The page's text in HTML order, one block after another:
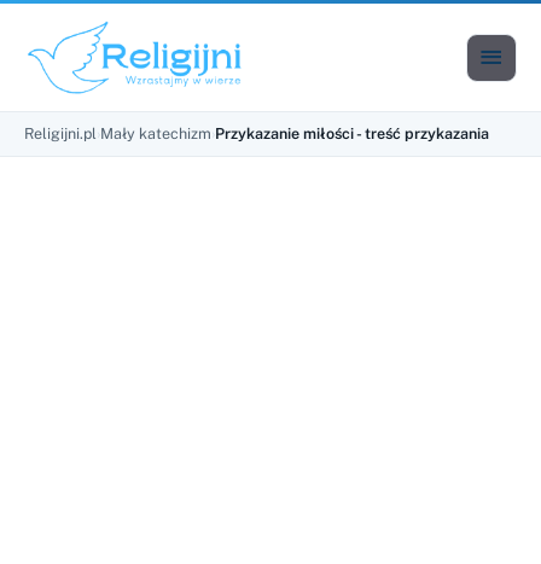

Religijni.pl›Mały katechizm›Przykazanie miłości - treść przykazania